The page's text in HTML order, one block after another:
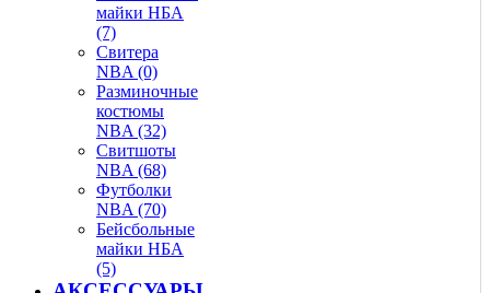
майки НБА
(7)
Свитера
NBA (0)
Разминочные
костюмы
NBA (32)
Свитшоты
NBA (68)
Футболки
NBA (70)
Бейсбольные
майки НБА
(5)